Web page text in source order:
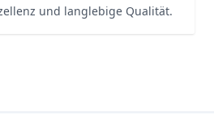
und langlebige Qualität.